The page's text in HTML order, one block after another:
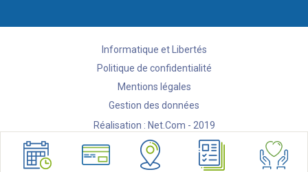
Réalisation : Net.Com - 2019
Informatique et Libertés
Politique de confidentialité
Mentions légales
Gestion des données